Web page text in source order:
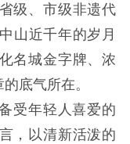
级、市级非遗代
山近千年的岁月
名城金字牌、浓
底气所在。
受年轻人喜爱的
，以清新活泼的